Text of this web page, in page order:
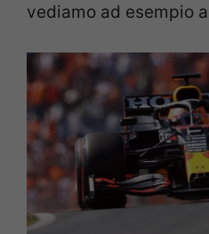
vediamo ad esempio